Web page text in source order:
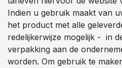
Indien u gebruik maakt van
het product met alle
redelijkerwijze mogelijk - in
verpakking aan de
worden. Om gebruik te